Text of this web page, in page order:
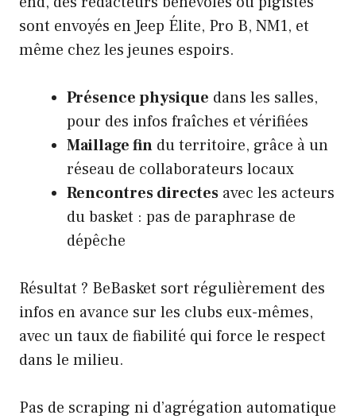
sont envoyés en Jeep Élite, Pro B, NM1, et
même chez les jeunes espoirs.
Présence physique dans les salles,
pour des infos fraîches et vérifiées
Maillage fin du territoire, grâce à un
réseau de collaborateurs locaux
Rencontres directes avec les acteurs
du basket : pas de paraphrase de
dépêche
Résultat ? BeBasket sort régulièrement des
infos en avance sur les clubs eux-mêmes,
avec un taux de fiabilité qui force le respect
dans le milieu.
Pas de scraping ni d’agrégation automatique